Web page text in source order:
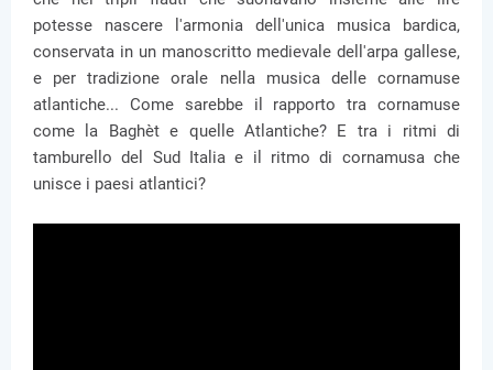
potesse nascere l'armonia dell'unica musica bardica,
conservata in un manoscritto medievale dell'arpa gallese,
e per tradizione orale nella musica delle cornamuse
atlantiche... Come sarebbe il rapporto tra cornamuse
come la Baghèt e quelle Atlantiche? E tra i ritmi di
tamburello del Sud Italia e il ritmo di cornamusa che
unisce i paesi atlantici?